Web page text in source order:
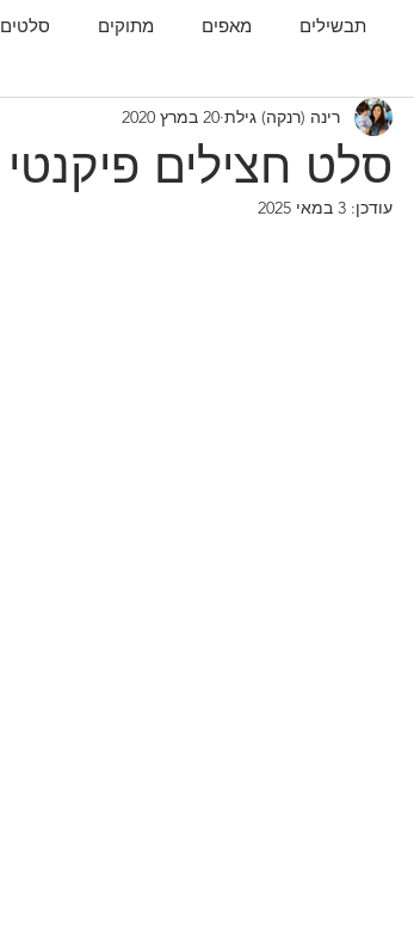
תבשילים מאפים מתוקים סלטים
תפו"א עוף עוגות
סלט חצילים פיקנטי
רינה (רנקה) גילת 20 במרץ 2020
עודכן: 3 במאי 2025